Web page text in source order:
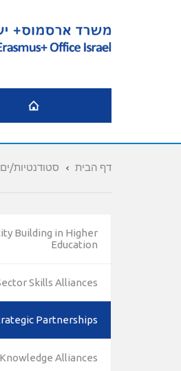
דף הבית
דף הבית סטודנטיות/ים
Building in Higher
Education
Skills Alliances
Partnerships
Knowledge Alliances